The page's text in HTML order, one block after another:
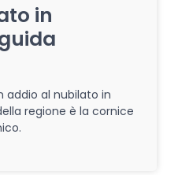
in
addio al nubilato in
regione è la cornice